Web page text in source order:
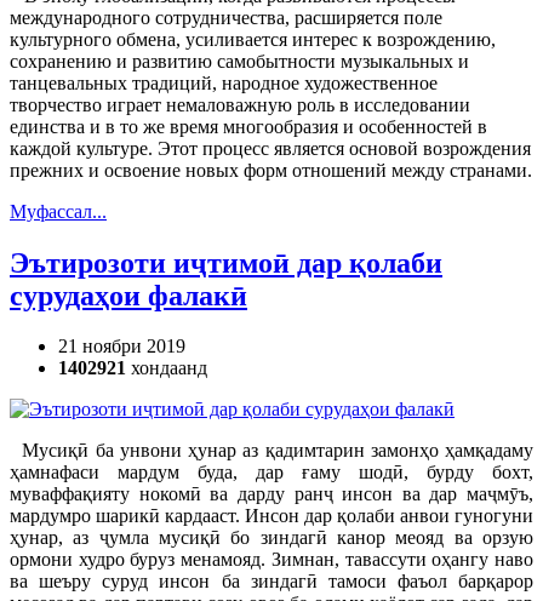
международного сотрудничества, расширяется поле
культурного обмена, усиливается интерес к возрождению,
сохранению и развитию самобытности музыкальных и
танцевальных традиций, народное художественное
творчество играет немаловажную роль в исследовании
единства и в то же время многообразия и особенностей в
каждой культуре. Этот процесс является основой возрождения
прежних и освоение новых форм отношений между странами.
Муфассал...
Эътирозоти иҷтимоӣ дар қолаби
сурудаҳои фалакӣ
21 ноябри 2019
1402921 хондаанд
Мусиқӣ ба унвони ҳунар аз қадимтарин замонҳо ҳамқадаму
ҳамнафаси мардум буда, дар ғаму шодӣ, бурду бохт,
муваффақияту нокомӣ ва дарду ранҷ инсон ва дар маҷмӯъ,
мардумро шарикӣ кардааст. Инсон дар қолаби анвои гуногуни
ҳунар, аз ҷумла мусиқӣ бо зиндагӣ канор меояд ва орзую
ормони худро буруз менамояд. Зимнан, тавассути оҳангу наво
ва шеъру суруд инсон ба зиндагӣ тамоси фаъол барқарор